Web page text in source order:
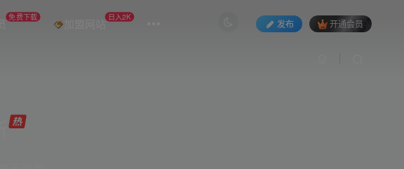
免费下载 加盟网站 日入2K
发布 开通会员